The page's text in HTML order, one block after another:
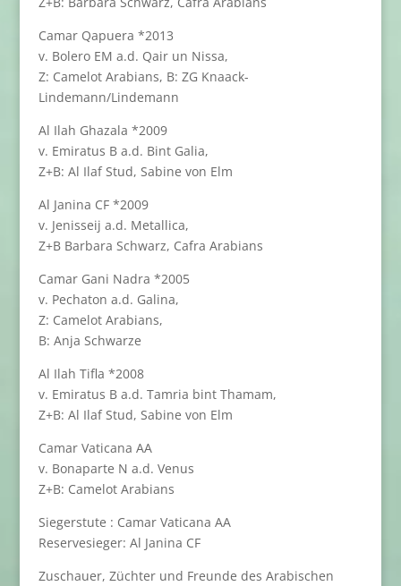
Camar Qapuera *2013
v. Bolero EM a.d. Qair un Nissa,
Z: Camelot Arabians, B: ZG Knaack-
Lindemann/Lindemann
Al Ilah Ghazala *2009
v. Emiratus B a.d. Bint Galia,
Z+B: Al Ilaf Stud, Sabine von Elm
Al Janina CF *2009
v. Jenisseij a.d. Metallica,
Z+B Barbara Schwarz, Cafra Arabians
Camar Gani Nadra *2005
v. Pechaton a.d. Galina,
Z: Camelot Arabians,
B: Anja Schwarze
Al Ilah Tifla *2008
v. Emiratus B a.d. Tamria bint Thamam,
Z+B: Al Ilaf Stud, Sabine von Elm
Camar Vaticana AA
v. Bonaparte N a.d. Venus
Z+B: Camelot Arabians
Siegerstute : Camar Vaticana AA
Reservesieger: Al Janina CF
Zuschauer, Züchter und Freunde des Arabischen